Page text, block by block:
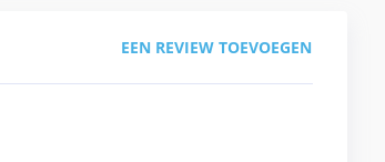
EEN REVIEW TOEVOEGEN